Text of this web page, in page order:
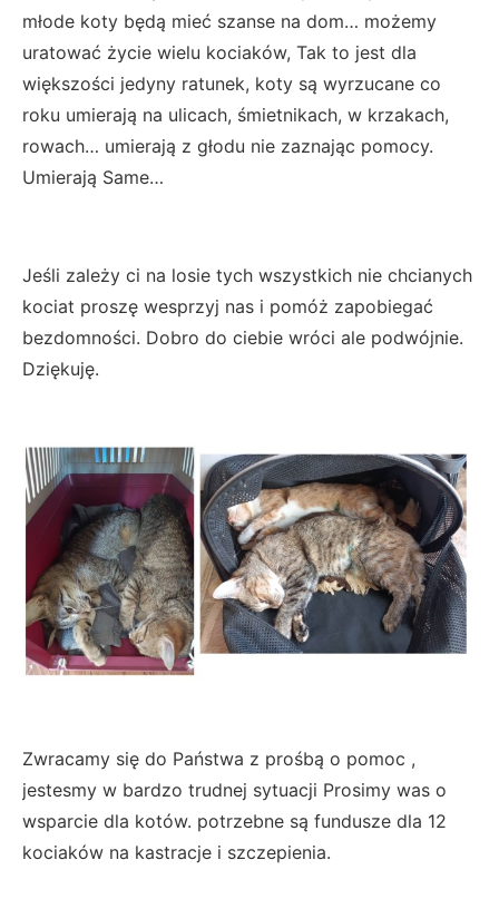
młode koty będą mieć szanse na dom… możemy
uratować życie wielu kociaków, Tak to jest dla
większości jedyny ratunek, koty są wyrzucane co
roku umierają na ulicach, śmietnikach, w krzakach,
rowach… umierają z głodu nie zaznając pomocy.
Umierają Same…
Jeśli zależy ci na losie tych wszystkich nie chcianych
kociat proszę wesprzyj nas i pomóż zapobiegać
bezdomności. Dobro do ciebie wróci ale podwójnie.
Dziękuję.
Zwracamy się do Państwa z prośbą o pomoc ,
jestesmy w bardzo trudnej sytuacji Prosimy was o
wsparcie dla kotów. potrzebne są fundusze dla 12
kociaków na kastracje i szczepienia.